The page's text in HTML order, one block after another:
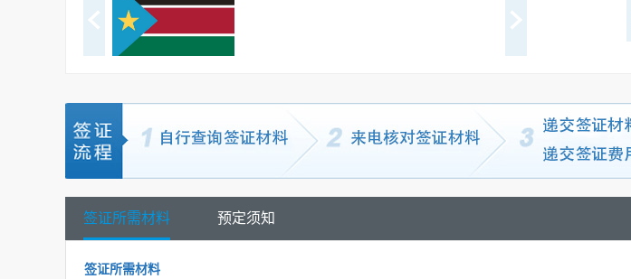
签证所需材料 预定须知
签证所需材料